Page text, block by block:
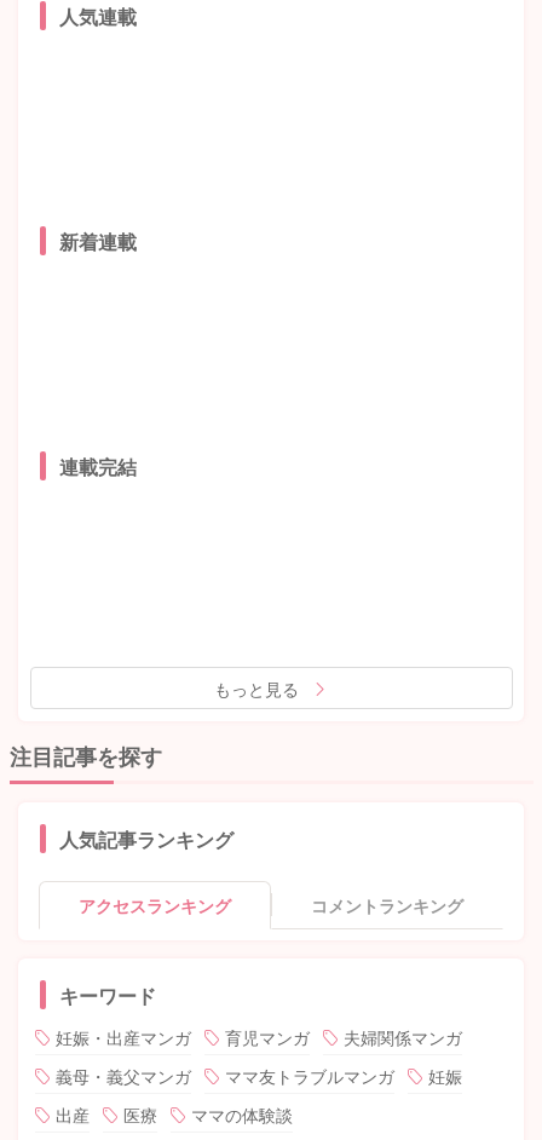
人気連載
新着連載
連載完結
もっと見る
注目記事を探す
人気記事ランキング
アクセスランキング コメントランキング
キーワード
妊娠・出産マンガ 育児マンガ
夫婦関係マンガ
義母・義父マンガ
ママ友トラブルマンガ
妊娠
出産
医療 ママの体験談